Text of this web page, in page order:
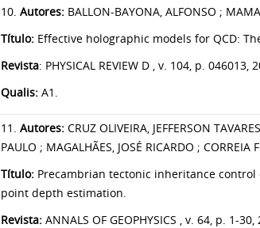
10. Autores: BALLON-BAYONA, ALFONSO ;
Título: Effective holographic models for QCD:
Revista: PHYSICAL REVIEW D , v. 104, p. 046013,
Qualis: A1.
11. Autores: CRUZ OLIVEIRA, JEFFERSON
PAULO ; MAGALHÃES, JOSÉ RICARDO ; CORREIA
Título: Precambrian tectonic inheritance
point depth estimation.
Revista: ANNALS OF GEOPHYSICS , v. 64, p. 1-30,